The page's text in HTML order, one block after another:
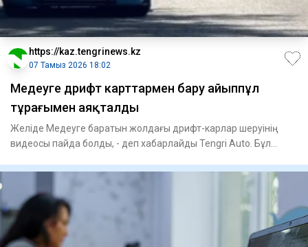
https://kaz.tengrinews.kz
07 Тамыз 2026 18:02
Медеуге дрифт карттармен бару айыппұл
тұрағымен аяқталды
Желіде Медеуге баратын жолдағы дрифт-карлар шеруінің
видеосы пайда болды, - деп хабарлайды Tengri Auto. Бұл